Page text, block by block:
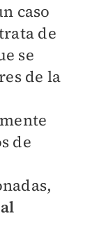
caso
de
se
de la
de